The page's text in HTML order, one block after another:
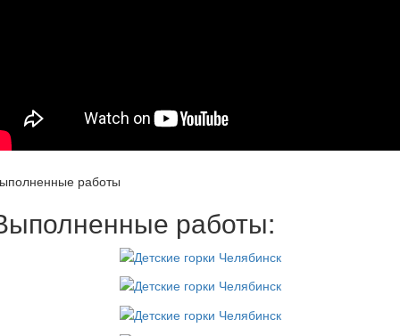
работы
работы: